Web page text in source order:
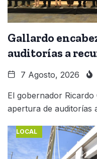
Gallardo
auditorías a
7 Agosto, 2026
El gobernador
apertura de auditorías
LOCAL